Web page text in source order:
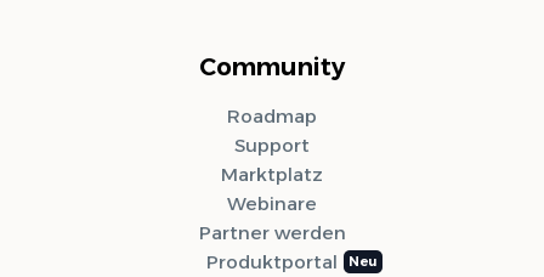
Community
Roadmap
Support
Marktplatz
Webinare
Partner werden
Produktportal